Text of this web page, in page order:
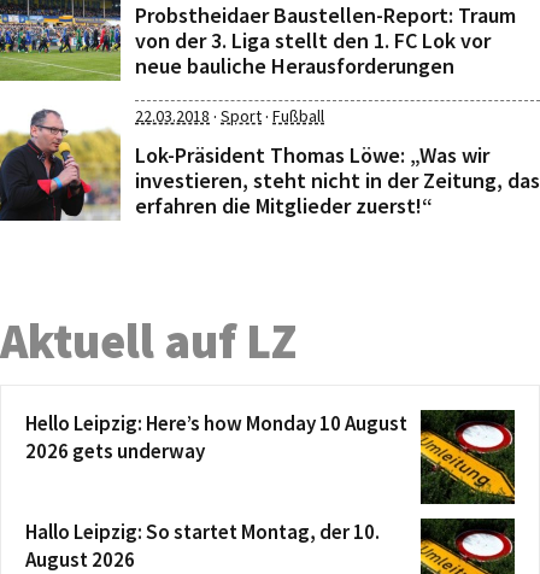
Probstheidaer Baustellen-Report: Traum
von der 3. Liga stellt den 1. FC Lok vor
neue bauliche Herausforderungen
22.03.2018 · Sport· Fußball
Lok-Präsident Thomas Löwe: „Was wir
investieren, steht nicht in der Zeitung, das
erfahren die Mitglieder zuerst!“
Aktuell auf LZ
Hello Leipzig: Here’s how Monday 10 August
2026 gets underway
Hallo Leipzig: So startet Montag, der 10.
August 2026